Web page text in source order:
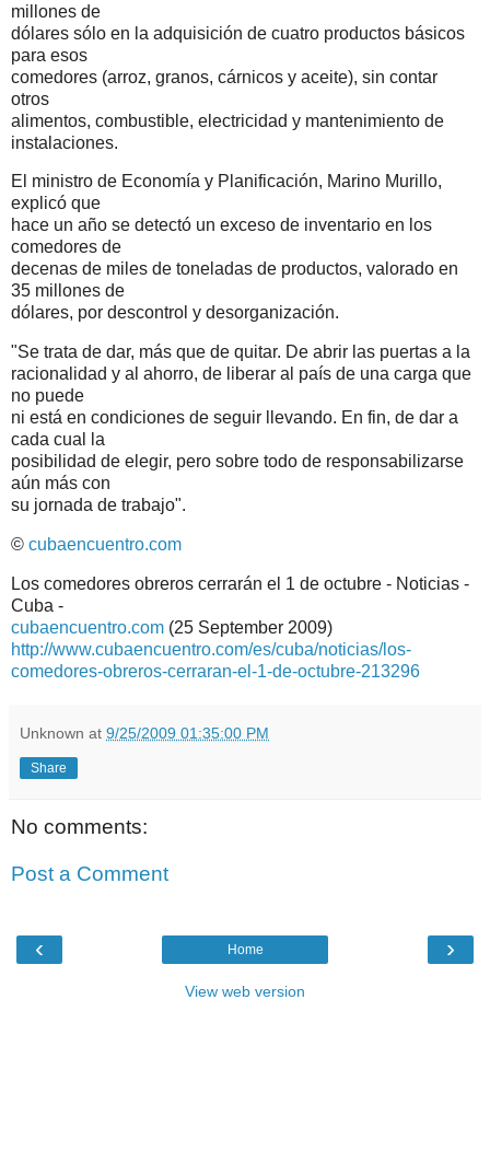
millones de
dólares sólo en la adquisición de cuatro productos básicos
para esos
comedores (arroz, granos, cárnicos y aceite), sin contar
otros
alimentos, combustible, electricidad y mantenimiento de
instalaciones.
El ministro de Economía y Planificación, Marino Murillo,
explicó que
hace un año se detectó un exceso de inventario en los
comedores de
decenas de miles de toneladas de productos, valorado en
35 millones de
dólares, por descontrol y desorganización.
"Se trata de dar, más que de quitar. De abrir las puertas a la
racionalidad y al ahorro, de liberar al país de una carga que
no puede
ni está en condiciones de seguir llevando. En fin, de dar a
cada cual la
posibilidad de elegir, pero sobre todo de responsabilizarse
aún más con
su jornada de trabajo".
© cubaencuentro.com
Los comedores obreros cerrarán el 1 de octubre - Noticias -
Cuba -
cubaencuentro.com (25 September 2009)
http://www.cubaencuentro.com/es/cuba/noticias/los-
comedores-obreros-cerraran-el-1-de-octubre-213296
Unknown at 9/25/2009 01:35:00 PM
Share
No comments:
Post a Comment
‹ ›
Home
View web version